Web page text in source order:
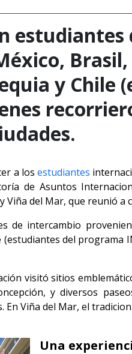
estudiantes
y Chile
a los estudiantes
de Asuntos
Viña del Mar, que reunió
de intercambio
(estudiantes del
visitó sitios
y diversos
En Viña del Mar, el
Una